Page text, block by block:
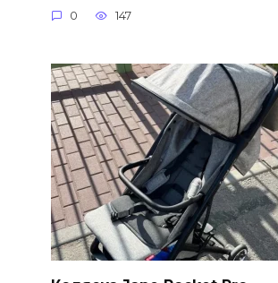
0 147